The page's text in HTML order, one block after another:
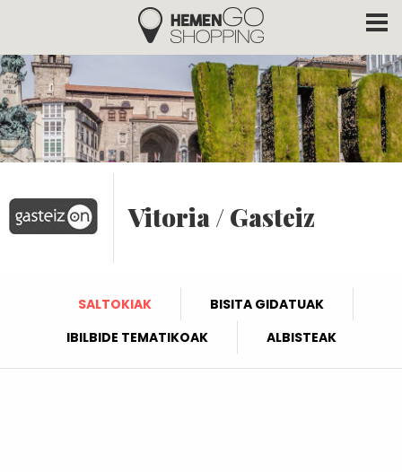
Skip to main content
Hemengo Shopping
Vitoria / Gasteiz
SALTOKIAK
BISITA GIDATUAK
IBILBIDE TEMATIKOAK
ALBISTEAK